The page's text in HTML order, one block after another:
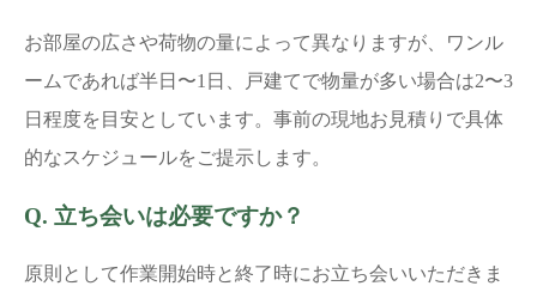
お部屋の広さや荷物の量によって異なりますが、ワンル
ームであれば半日〜1日、戸建てで物量が多い場合は2〜3
日程度を目安としています。事前の現地お見積りで具体
的なスケジュールをご提示します。
Q. 立ち会いは必要ですか？
原則として作業開始時と終了時にお立ち会いいただきま